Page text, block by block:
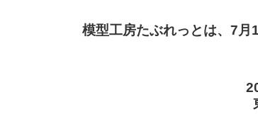
模型工房たぶれっとは、7月